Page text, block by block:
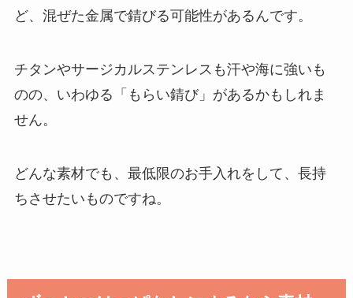
ど、混ぜた金属で錆びる可能性があるんです。
チタンやサージカルステンレスも汗や海に強いも
のの、いわゆる「もらい錆び」があるかもしれま
せん。
どんな素材でも、最低限のお手入れをして、長持
ちさせたいものですね。